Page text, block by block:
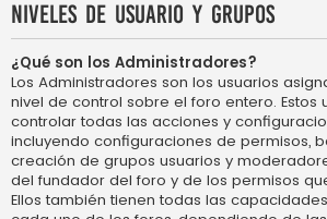
Niveles de usuario y grupos
¿Qué son los Administradores?
Los Administradores son los usuarios
nivel de control sobre el foro entero. Estos
controlar todas las acciones y
incluyendo configuraciones de permisos,
creación de grupos usuarios y
del fundador del foro y de los permisos
Ellos también tienen todas las